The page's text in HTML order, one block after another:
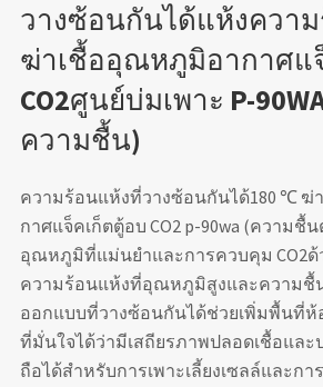
วางซ้อนกันได้แห้งควา
ฆ่าเชื้ออุณหภูมิอากาศแ
CO2ศูนย์บ่มเพาะ P-
ความชื้น)
ความร้อนแห้งที่วางซ้อนกันได้180 ℃ ฆ่
กาศแจ็คเก็ตตู้อบ CO2 p-90wa (ความชื้
อุณหภูมิที่แม่นยำและการควบคุม CO2ด้
ความร้อนแห้งที่อุณหภูมิสูงและความชื้
ออกแบบที่วางซ้อนกันได้ช่วยเพิ่มพื้นที่
ที่มั่นใจได้ว่ามีเสถียรภาพปลอดเชื้อแล
ถือได้สำหรับการเพาะเลี้ยงเซลล์และก